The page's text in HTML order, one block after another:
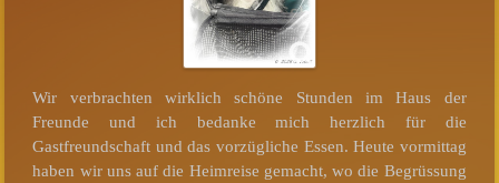
Wir verbrachten wirklich schöne Stunden im Haus der
Freunde und ich bedanke mich herzlich für die
Gastfreundschaft und das vorzügliche Essen. Heute vormittag
haben wir uns auf die Heimreise gemacht, wo die Begrüssung